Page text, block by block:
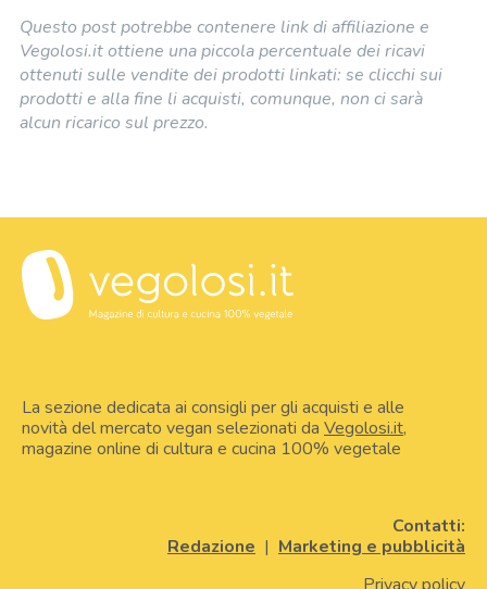
Questo post potrebbe contenere link di affiliazione e
Vegolosi.it ottiene una piccola percentuale dei ricavi
ottenuti sulle vendite dei prodotti linkati: se clicchi sui
prodotti e alla fine li acquisti, comunque, non ci sarà
alcun ricarico sul prezzo.
La sezione dedicata ai consigli per gli acquisti e alle
novità del mercato vegan selezionati da Vegolosi.it,
magazine online di cultura e cucina 100% vegetale
Contatti:
Redazione | Marketing e pubblicità